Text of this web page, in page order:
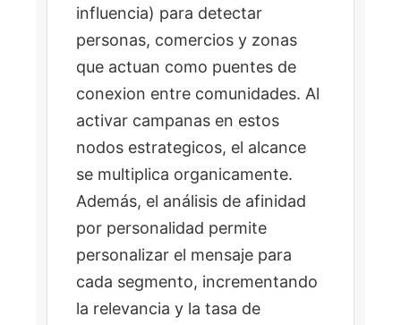
vectorial entre los +85M
gemelos digitales.
4
Filtrar por zona geografica
de interes y devolver
segmentada.
influencia) para detectar
personas, comercios y zonas
que actuan como puentes de
conexion entre comunidades. Al
activar campanas en estos
nodos estrategicos, el alcance
se multiplica organicamente.
Además, el análisis de afinidad
por personalidad permite
personalizar el mensaje para
cada segmento, incrementando
la relevancia y la tasa de